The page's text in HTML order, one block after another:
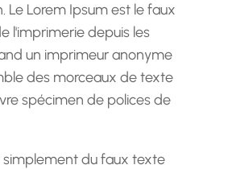
Le Lorem Ipsum est le faux
l'imprimerie depuis les
un imprimeur anonyme
des morceaux de texte
spécimen de polices de
simplement du faux texte